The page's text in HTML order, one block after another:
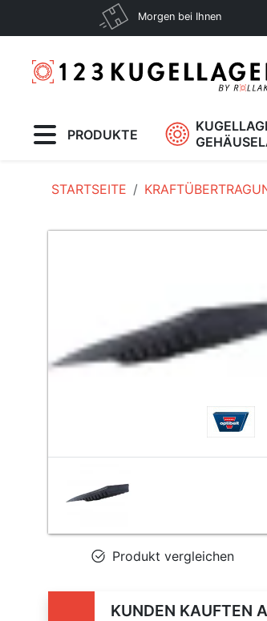
Morgen bei Ihnen
PRODUKTE
STARTSEITE
Produkt vergleichen
KUNDEN KAUFTEN